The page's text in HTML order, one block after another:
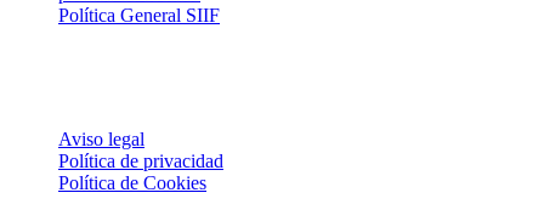
Política General SIIF
Aviso legal
Política de privacidad
Política de Cookies